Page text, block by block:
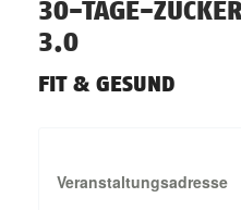
30-TAGE-
3.0
FIT & GESUND
Veranstaltungsadresse